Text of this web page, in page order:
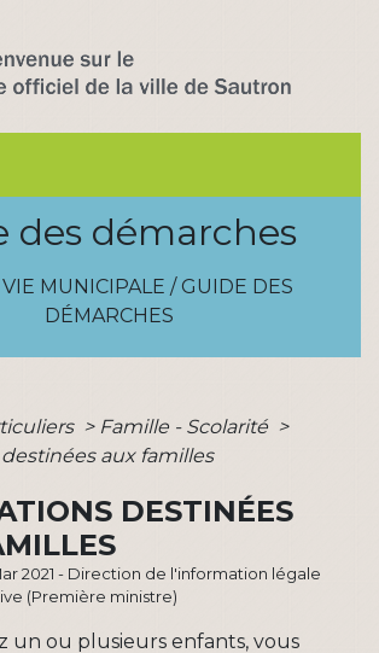
des démarches
VIE MUNICIPALE / GUIDE DES
DÉMARCHES
> Famille - Scolarité >
aux familles
DESTINÉES
2021 - Direction de l'information légale
(Première ministre)
un ou plusieurs enfants, vous